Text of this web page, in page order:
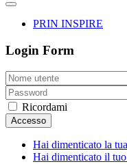
PRIN INSPIRE
Login Form
Ricordami
Accesso
Hai dimenticato la
Hai dimenticato il